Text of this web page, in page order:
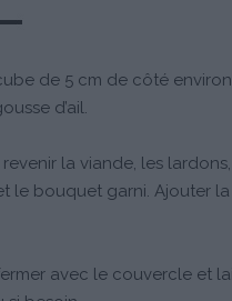
de 5 cm de côté
d’ail.
la viande, les
le bouquet garni. Ajouter
avec le couvercle et